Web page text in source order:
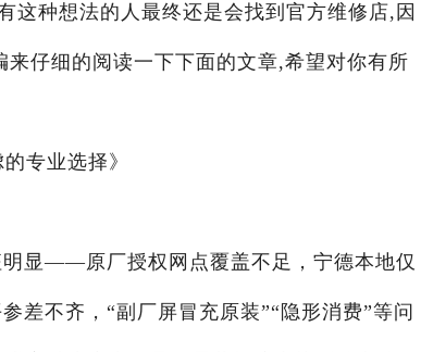
这种想法的人最终还是会找到官方维修店,因
来仔细的阅读一下下面的文章,希望对你有所
专业选择》
显——原厂授权网点覆盖不足，宁德本地仅
差不齐，“副厂屏冒充原装”“隐形消费”等问